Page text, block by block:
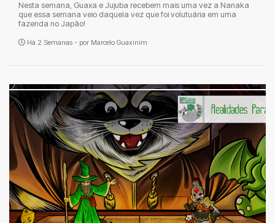
Nesta semana, Guaxa e Jujuba recebem mais uma vez a Nanaka
que essa semana veio daquela vez que foi volutuária em uma
fazenda no Japão!
Há 2 Semanas - por Marcelo Guaxinim